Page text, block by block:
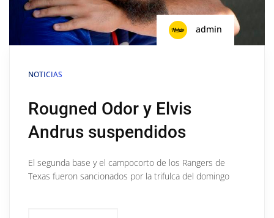
admin
NOTICIAS
Rougned Odor y Elvis
Andrus suspendidos
El segunda base y el campocorto de los Rangers de
Texas fueron sancionados por la trifulca del domingo